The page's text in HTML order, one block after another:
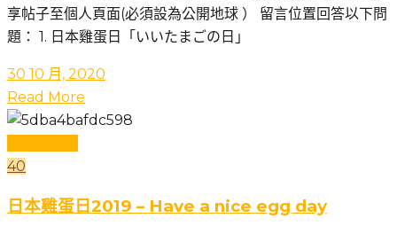
享帖子至個人頁面(必須設為公開地球 ） 留言位置回答以下問
題： 1. 日本雞蛋日「いいたまごの日」
30 10 月, 2020
Read More
40
日本雞蛋日2019 – Have a nice egg day